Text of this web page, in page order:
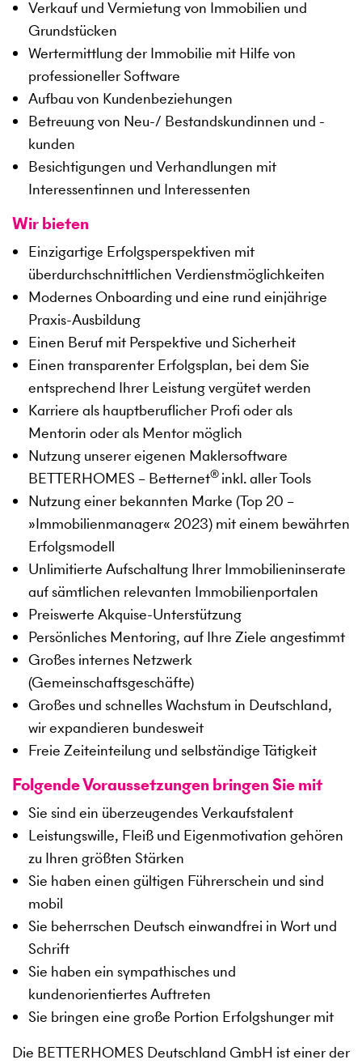
Verkauf und Vermietung von Immobilien und
Grundstücken
Wertermittlung der Immobilie mit Hilfe von
professioneller Software
Aufbau von Kundenbeziehungen
Betreuung von Neu-/ Bestandskundinnen und -
kunden
Besichtigungen und Verhandlungen mit
Interessentinnen und Interessenten
Wir bieten
Einzigartige Erfolgsperspektiven mit
überdurchschnittlichen Verdienstmöglichkeiten
Modernes Onboarding und eine rund einjährige
Praxis-Ausbildung
Einen Beruf mit Perspektive und Sicherheit
Einen transparenter Erfolgsplan, bei dem Sie
entsprechend Ihrer Leistung vergütet werden
Karriere als hauptberuflicher Profi oder als
Mentorin oder als Mentor möglich
Nutzung unserer eigenen Maklersoftware
BETTERHOMES – Betternet® inkl. aller Tools
Nutzung einer bekannten Marke (Top 20 –
»Immobilienmanager« 2023) mit einem bewährten
Erfolgsmodell
Unlimitierte Aufschaltung Ihrer Immobilieninserate
auf sämtlichen relevanten Immobilienportalen
Preiswerte Akquise-Unterstützung
Persönliches Mentoring, auf Ihre Ziele angestimmt
Großes internes Netzwerk
(Gemeinschaftsgeschäfte)
Großes und schnelles Wachstum in Deutschland,
wir expandieren bundesweit
Freie Zeiteinteilung und selbständige Tätigkeit
Folgende Voraussetzungen bringen Sie mit
Sie sind ein überzeugendes Verkaufstalent
Leistungswille, Fleiß und Eigenmotivation gehören
zu Ihren größten Stärken
Sie haben einen gültigen Führerschein und sind
mobil
Sie beherrschen Deutsch einwandfrei in Wort und
Schrift
Sie haben ein sympathisches und
kundenorientiertes Auftreten
Sie bringen eine große Portion Erfolgshunger mit
Die BETTERHOMES Deutschland GmbH ist einer der